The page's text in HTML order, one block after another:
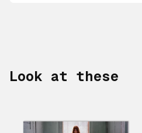
Look at these